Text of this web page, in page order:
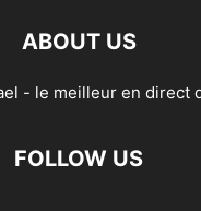
ABOUT US
- le meilleur en direct
FOLLOW US